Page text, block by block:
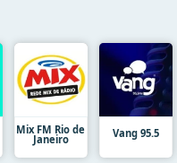
Mix FM Rio de
Janeiro Vang 95.5